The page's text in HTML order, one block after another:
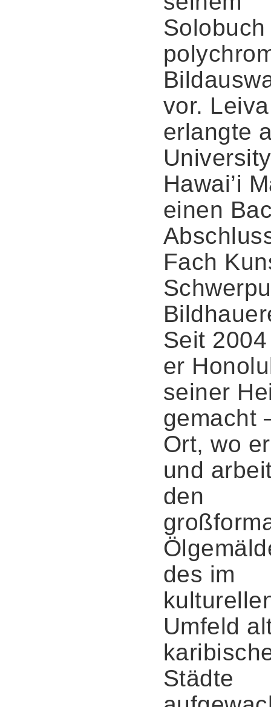
vor. Leiva
erlangte
Hawai’i
einen
Fach
Seit
er
seiner
gemacht
Ort, wo
und
den
des im
Umfeld
Städte